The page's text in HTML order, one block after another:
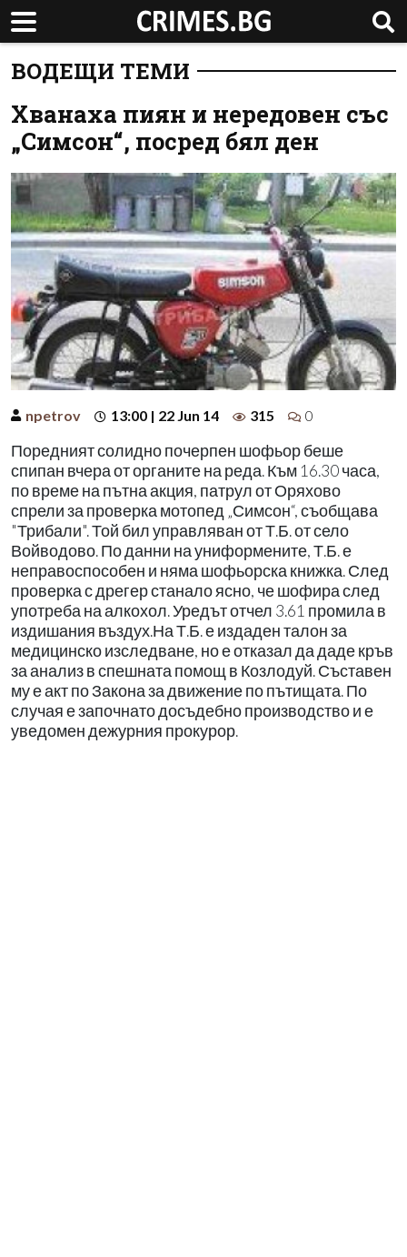
ВОДЕЩИ ТЕМИ
Хванаха пиян и нередовен със
„Симсон“, посред бял ден
npetrov 13:00 | 22 Jun 14 315 0
Поредният солидно почерпен шофьор беше
спипан вчера от органите на реда. Към 16.30 часа,
по време на пътна акция, патрул от Оряхово
спрели за проверка мотопед „Симсон“, съобщава
"Трибали". Той бил управляван от Т.Б. от село
Войводово. По данни на униформените, Т.Б. е
неправоспособен и няма шофьорска книжка. След
проверка с дрегер станало ясно, че шофира след
употреба на алкохол. Уредът отчел 3.61 промила в
издишания въздух.На Т.Б. е издаден талон за
медицинско изследване, но е отказал да даде кръв
за анализ в спешната помощ в Козлодуй. Съставен
му е акт по Закона за движение по пътищата. По
случая е започнато досъдебно производство и е
уведомен дежурния прокурор.